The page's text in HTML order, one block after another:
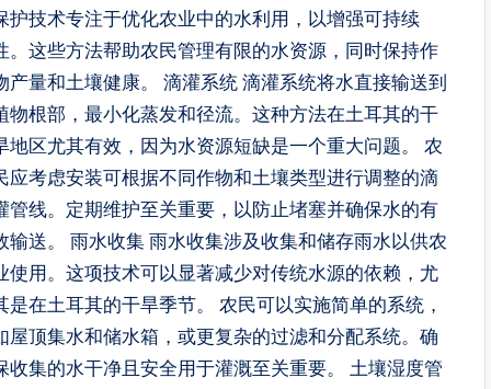
护技术专注于优化农业中的水利用，以增强可持续
。这些方法帮助农民管理有限的水资源，同时保持作
产量和土壤健康。 滴灌系统 滴灌系统将水直接输送到
物根部，最小化蒸发和径流。这种方法在土耳其的干
地区尤其有效，因为水资源短缺是一个重大问题。 农
应考虑安装可根据不同作物和土壤类型进行调整的滴
管线。定期维护至关重要，以防止堵塞并确保水的有
输送。 雨水收集 雨水收集涉及收集和储存雨水以供农
使用。这项技术可以显著减少对传统水源的依赖，尤
是在土耳其的干旱季节。 农民可以实施简单的系统，
屋顶集水和储水箱，或更复杂的过滤和分配系统。确
收集的水干净且安全用于灌溉至关重要。 土壤湿度管